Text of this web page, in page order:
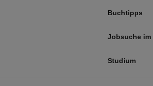
Buchtipps
Jobsuche im
Studium